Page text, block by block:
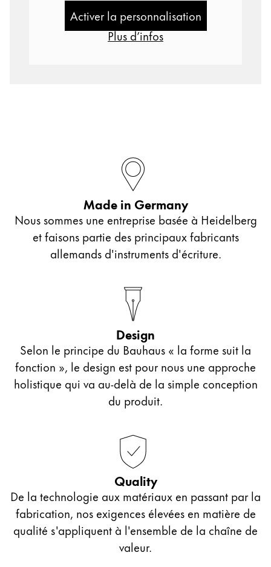
Lettering Workshop
Écriture créative
LAMY Stories
LAMY dialog urushi
Qualité
Design
Responsabilité
Esprit pionnier
À propos de votre commande
Global
La région « Global » couvre les pays où Lamy
Créer un compte
Créer un compte
Activer la personnalisation
Plus d’infos
Made in Germany
Nous sommes une entreprise basée à Heidelberg
et faisons partie des principaux fabricants
allemands d'instruments d'écriture.
Design
Selon le principe du Bauhaus « la forme suit la
fonction », le design est pour nous une approche
holistique qui va au-delà de la simple conception
du produit.
Quality
De la technologie aux matériaux en passant par la
fabrication, nos exigences élevées en matière de
qualité s'appliquent à l'ensemble de la chaîne de
valeur.